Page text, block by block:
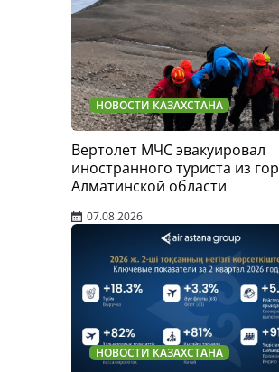
НОВОСТИ КАЗАХСТАНА
Вертолет МЧС эвакуировал
иностранного туриста из гор
Алматинской области
07.08.2026
НОВОСТИ КАЗАХСТАНА